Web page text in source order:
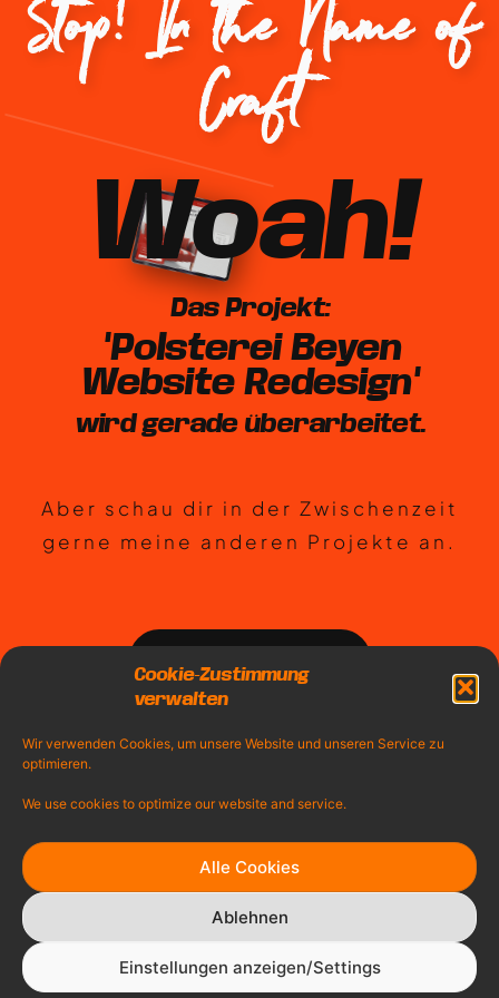
Cookie-Zustimmung
verwalten
Wir verwenden Cookies, um unsere Website und unseren Service zu
optimieren.
We use cookies to optimize our website and service.
Alle Cookies
Ablehnen
Einstellungen anzeigen/Settings
Stop! In the Name of
Craft
Woah!
Das Projekt:
"Polsterei Beyen
Website Redesign"
wird gerade überarbeitet.
Aber schau dir in der Zwischenzeit
gerne meine anderen Projekte an.